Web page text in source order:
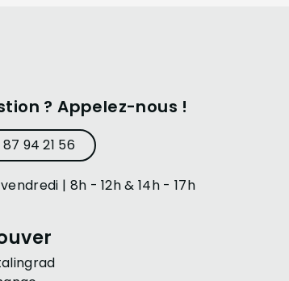
? Appelez-nous !
94 21 56
| 8h - 12h & 14h - 17h